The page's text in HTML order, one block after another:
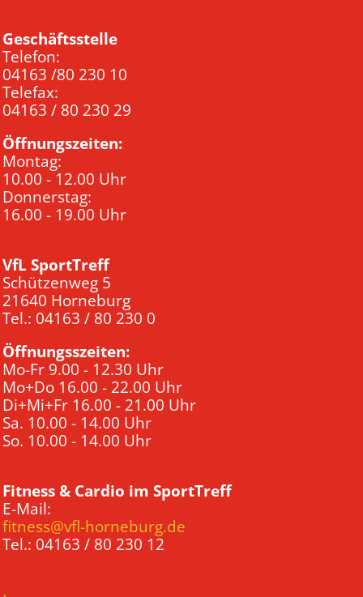
Geschäftsstelle
Telefon:
04163 /80 230 10
Telefax:
04163 / 80 230 29
Öffnungszeiten:
Montag:
10.00 - 12.00 Uhr
Donnerstag:
16.00 - 19.00 Uhr
VfL SportTreff
Schützenweg 5
21640 Horneburg
Tel.: 04163 / 80 230 0
Öffnungsszeiten:
Mo-Fr 9.00 - 12.30 Uhr
Mo+Do 16.00 - 22.00 Uhr
Di+Mi+Fr 16.00 - 21.00 Uhr
Sa. 10.00 - 14.00 Uhr
So. 10.00 - 14.00 Uhr
Fitness & Cardio im SportTreff
E-Mail:
fitness@vfl-horneburg.de
Tel.: 04163 / 80 230 12